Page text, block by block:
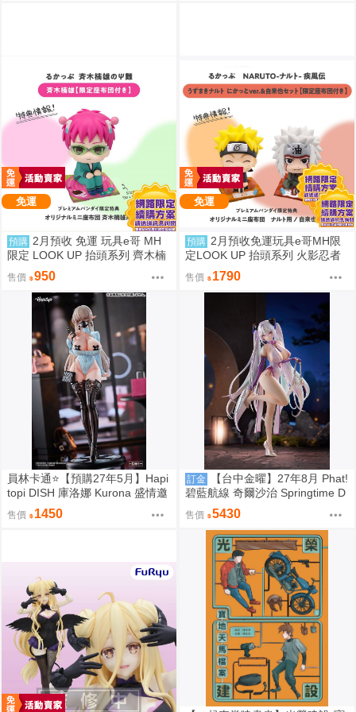
免運
預購 2月預收 免運 玩具e哥 MH
限定 LOOK UP 抬頭系列 齊木楠
雄的災難 坐墊特典版 代理85257
售價 950
免運
預購 2月預收免運玩具e哥MH限
定LOOK UP 抬頭系列 火影忍者
疾風傳 漩渦鳴人微笑自來也坐墊
特典套組代理85210
售價 1790
員林卡通⭐️【預購27年5月】Hapi
topi DISH 庫洛娜 Kurona 盛情邀
請 1/6 1107
售價 1450
訂金
【台中金曜】27年8月 Phat!
碧藍航線 奇爾沙治 Springtime D
ata 1/6 0923
售價 5430